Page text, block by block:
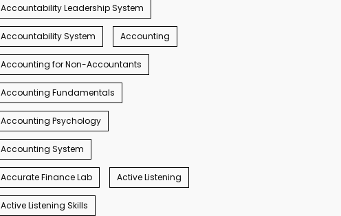
Accountability Leadership System
Accountability System Accounting
Accounting for Non-Accountants
Accounting Fundamentals
Accounting Psychology
Accounting System
Accurate Finance Lab Active Listening
Active Listening Skills